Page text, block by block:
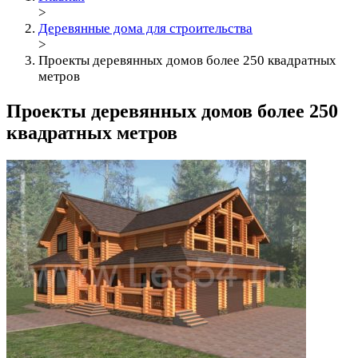
>
Деревянные дома для строительства
>
Проекты деревянных домов более 250 квадратных
метров
Проекты деревянных домов более 250
квадратных метров